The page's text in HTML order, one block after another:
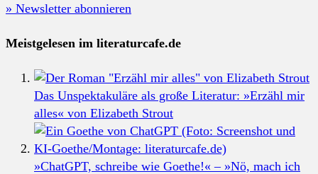
» Newsletter abonnieren
Meistgelesen im literaturcafe.de
Das Unspektakuläre als große Literatur: »Erzähl mir
alles« von Elizabeth Strout
»ChatGPT, schreibe wie Goethe!« – »Nö, mach ich